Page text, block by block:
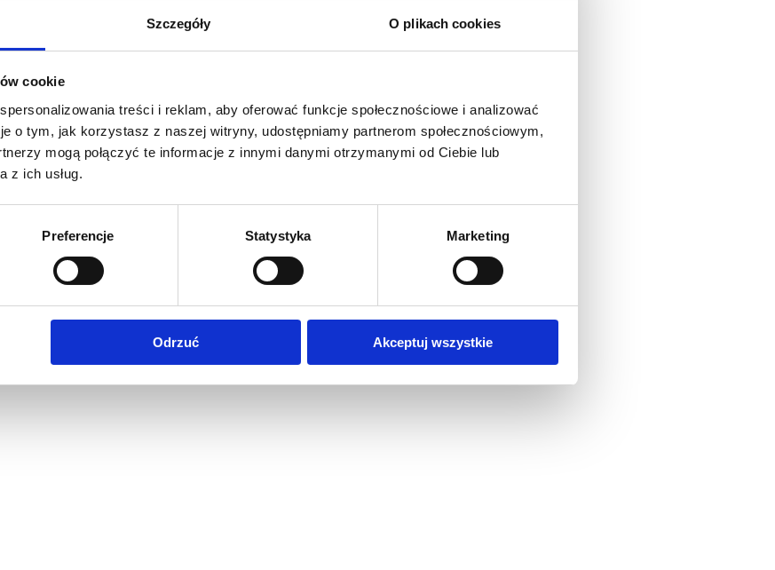
Szczegóły O plikach cookies
cookie
treści i reklam, aby oferować funkcje społecznościowe i analizować
o tym, jak korzystasz z naszej witryny, udostępniamy partnerom społecznościowym,
mogą połączyć te informacje z innymi danymi otrzymanymi od Ciebie lub
z ich usług.
Preferencje Statystyka Marketing
Odrzuć Akceptuj wszystkie